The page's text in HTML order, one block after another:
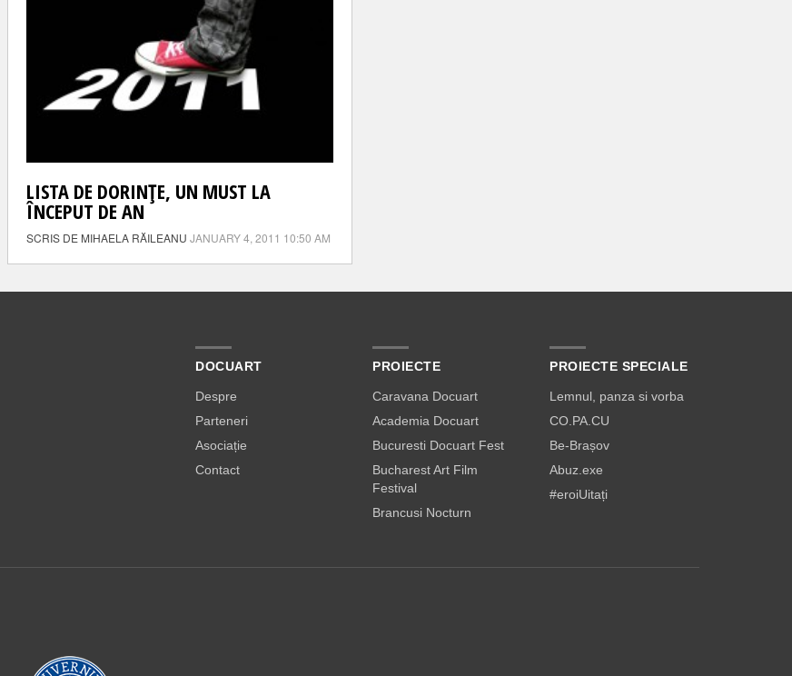
LISTA DE DORINŢE, UN MUST LA
ÎNCEPUT DE AN
SCRIS DE MIHAELA RĂILEANU JANUARY 4, 2011 10:50 AM
DOCUART
Despre
Parteneri
Asociație
Contact
PROIECTE
Caravana Docuart
Academia Docuart
Bucuresti Docuart Fest
Bucharest Art Film
Festival
Brancusi Nocturn
PROIECTE SPECIALE
Lemnul, panza si vorba
CO.PA.CU
Be-Brașov
Abuz.exe
#eroiUitați